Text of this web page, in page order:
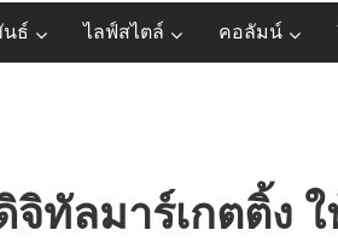
ธ์ ไลฟ์สไตล์ คอลัมน์
ทัลมาร์เกตติ้ง